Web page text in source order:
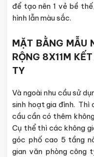
để tạo nên 1 vẻ bề
hình lẫn màu sắc.
MẶT BẰNG MẪU
RỘNG 8X11M
TY
Và ngoài nhu cầu sử
sinh hoạt gia đình. Thì
cầu cần có thêm
Cụ thể thì các không
góc phố cao 5 tầng
gian văn phòng công